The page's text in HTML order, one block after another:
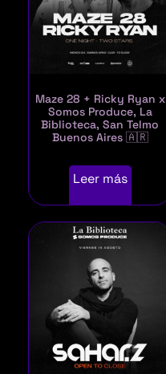
Maze 28 + Ricky Ryan x
Somos Produce, La
Biblioteca, San Telmo
Buenos Aires 🇦🇷
Leer más